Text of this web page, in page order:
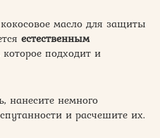
масло для защиты
естественным
которое подходит и
нанесите немного
и расчешите их.